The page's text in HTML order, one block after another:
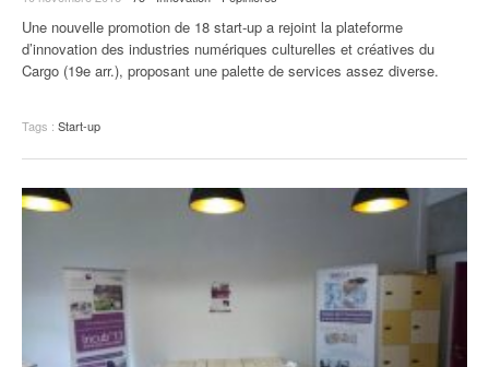
Une nouvelle promotion de 18 start-up a rejoint la plateforme
d’innovation des industries numériques culturelles et créatives du
Cargo (19e arr.), proposant une palette de services assez diverse.
Tags : Start-up